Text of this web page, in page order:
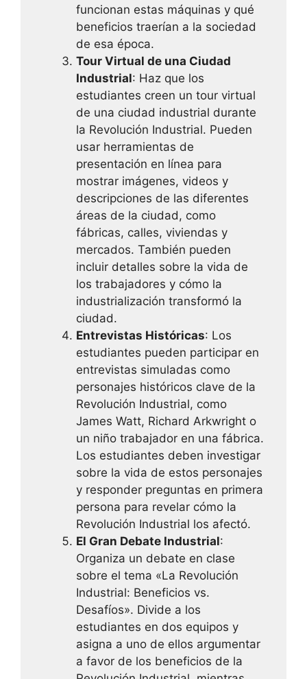
funcionan estas máquinas y qué
beneficios traerían a la sociedad
de esa época.
Tour Virtual de una Ciudad
Industrial: Haz que los
estudiantes creen un tour virtual
de una ciudad industrial durante
la Revolución Industrial. Pueden
usar herramientas de
presentación en línea para
mostrar imágenes, videos y
descripciones de las diferentes
áreas de la ciudad, como
fábricas, calles, viviendas y
mercados. También pueden
incluir detalles sobre la vida de
los trabajadores y cómo la
industrialización transformó la
ciudad.
Entrevistas Históricas: Los
estudiantes pueden participar en
entrevistas simuladas como
personajes históricos clave de la
Revolución Industrial, como
James Watt, Richard Arkwright o
un niño trabajador en una fábrica.
Los estudiantes deben investigar
sobre la vida de estos personajes
y responder preguntas en primera
persona para revelar cómo la
Revolución Industrial los afectó.
El Gran Debate Industrial:
Organiza un debate en clase
sobre el tema «La Revolución
Industrial: Beneficios vs.
Desafíos». Divide a los
estudiantes en dos equipos y
asigna a uno de ellos argumentar
a favor de los beneficios de la